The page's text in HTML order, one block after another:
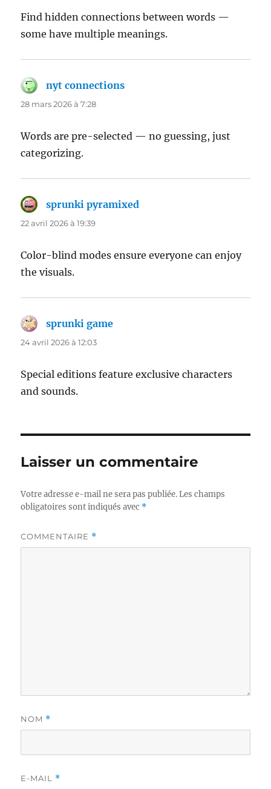
Find hidden connections between words —
some have multiple meanings.
nyt connections
28 mars 2026 à 7:28
Words are pre-selected — no guessing, just
categorizing.
sprunki pyramixed
22 avril 2026 à 19:39
Color-blind modes ensure everyone can enjoy
the visuals.
sprunki game
24 avril 2026 à 12:03
Special editions feature exclusive characters
and sounds.
Laisser un commentaire
Votre adresse e-mail ne sera pas publiée. Les champs
obligatoires sont indiqués avec *
COMMENTAIRE *
NOM *
E-MAIL *